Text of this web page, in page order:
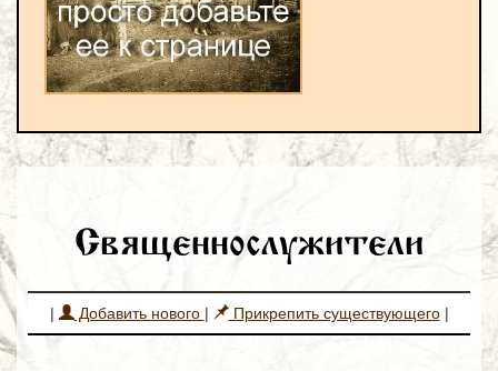
Священнослужители
| Добавить нового | Прикрепить существующего|